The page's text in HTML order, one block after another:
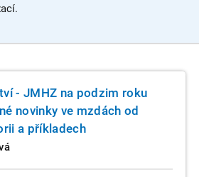
- JMHZ na podzim roku
novinky ve mzdách od
a příkladech